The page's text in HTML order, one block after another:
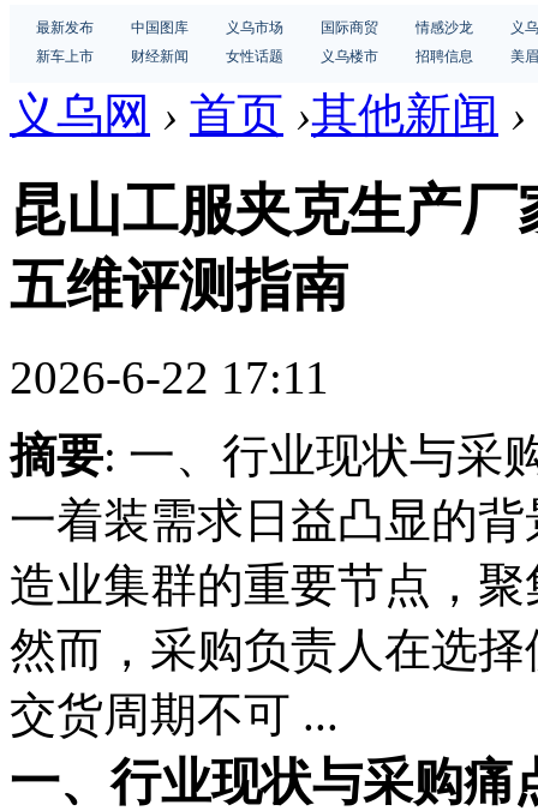
最新发布 中国图库 义乌市场 国际商贸 情感沙龙
义
新车上市
财经新闻 女性话题 义乌楼市 招聘信息 美
义乌网 › 首页 ›其他新闻 ›
昆山工服夹克生产
五维评测指南
2026-6-22 17:11
摘要: 一、行业现状与采
一着装需求日益凸显的
造业集群的重要节点，
然而，采购负责人在选
交货周期不可 ...
一、行业现状与采购痛